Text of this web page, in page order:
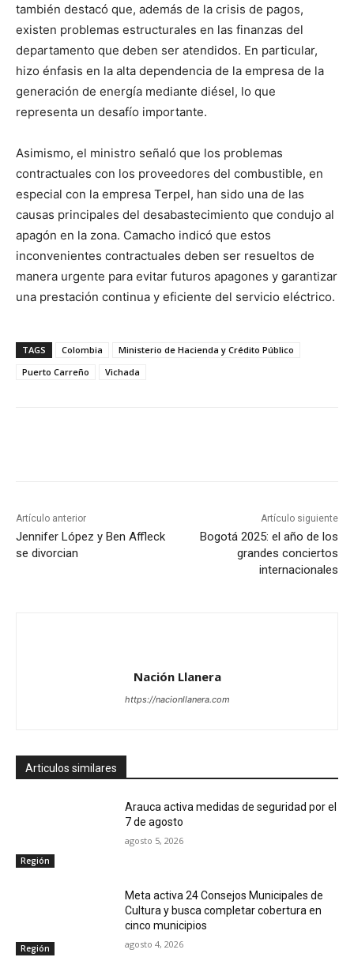
también destacó que, además de la crisis de pagos,
existen problemas estructurales en las finanzas del
departamento que deben ser atendidos. En particular,
hizo énfasis en la alta dependencia de la empresa de la
generación de energía mediante diésel, lo que
representa un desafío importante.
Asimismo, el ministro señaló que los problemas
contractuales con los proveedores del combustible, en
especial con la empresa Terpel, han sido una de las
causas principales del desabastecimiento que condujo al
apagón en la zona. Camacho indicó que estos
inconvenientes contractuales deben ser resueltos de
manera urgente para evitar futuros apagones y garantizar
una prestación continua y eficiente del servicio eléctrico.
TAGS Colombia
Ministerio de Hacienda y Crédito Público
Puerto Carreño
Vichada
Artículo anterior
Jennifer López y Ben Affleck
se divorcian
Artículo siguiente
Bogotá 2025: el año de los
grandes conciertos
internacionales
Nación Llanera
https://nacionllanera.com
Articulos similares
Región
Arauca activa medidas de seguridad por el
7 de agosto
agosto 5, 2026
Región
Meta activa 24 Consejos Municipales de
Cultura y busca completar cobertura en
cinco municipios
agosto 4, 2026